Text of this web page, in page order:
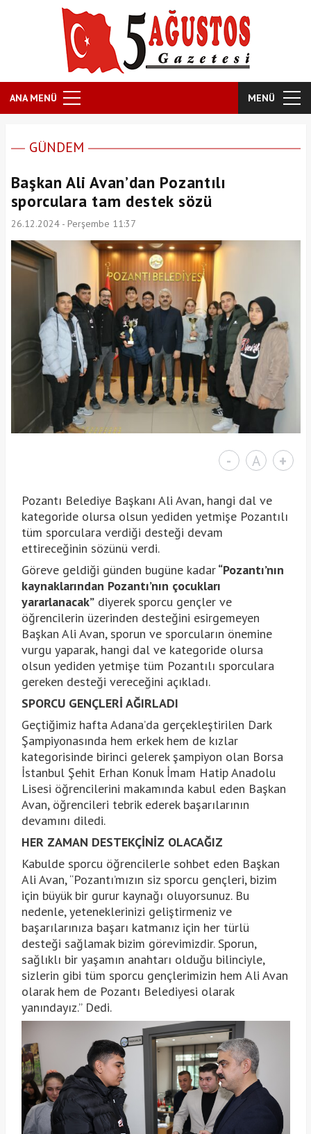
ANA MENÜ MENÜ
GÜNDEM
Başkan Ali Avan’dan Pozantılı
sporculara tam destek sözü
26.12.2024 - Perşembe 11:37
- A +
Pozantı Belediye Başkanı Ali Avan, hangi dal ve
kategoride olursa olsun yediden yetmişe Pozantılı
tüm sporculara verdiği desteği devam
ettireceğinin sözünü verdi.
Göreve geldiği günden bugüne kadar“Pozantı’nın
kaynaklarından Pozantı’nın çocukları
yararlanacak”diyerek sporcu gençler ve
öğrencilerin üzerinden desteğini esirgemeyen
Başkan Ali Avan, sporun ve sporcuların önemine
vurgu yaparak, hangi dal ve kategoride olursa
olsun yediden yetmişe tüm Pozantılı sporculara
gereken desteği vereceğini açıkladı.
SPORCU GENÇLERİ AĞIRLADI
Geçtiğimiz hafta Adana’da gerçekleştirilen Dark
Şampiyonasında hem erkek hem de kızlar
kategorisinde birinci gelerek şampiyon olan Borsa
İstanbul Şehit Erhan Konuk İmam Hatip Anadolu
Lisesi öğrencilerini makamında kabul eden Başkan
Avan, öğrencileri tebrik ederek başarılarının
devamını diledi.
HER ZAMAN DESTEKÇİNİZ OLACAĞIZ
Kabulde sporcu öğrencilerle sohbet eden Başkan
Ali Avan, “Pozantı’mızın siz sporcu gençleri, bizim
için büyük bir gurur kaynağı oluyorsunuz. Bu
nedenle, yeteneklerinizi geliştirmeniz ve
başarılarınıza başarı katmanız için her türlü
desteği sağlamak bizim görevimizdir. Sporun,
sağlıklı bir yaşamın anahtarı olduğu bilinciyle,
sizlerin gibi tüm sporcu gençlerimizin hem Ali Avan
olarak hem de Pozantı Belediyesi olarak
yanındayız.” Dedi.